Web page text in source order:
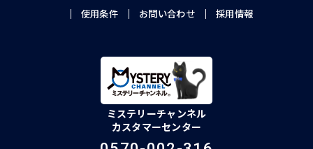
使用条件
お問い合わせ 採用情報
ミステリーチャンネル
カスタマーセンター